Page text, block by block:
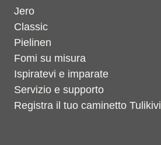
Jero
Classic
Pielinen
Fomi su misura
Ispiratevi e imparate
Servizio e supporto
Registra il tuo caminetto Tulikivi